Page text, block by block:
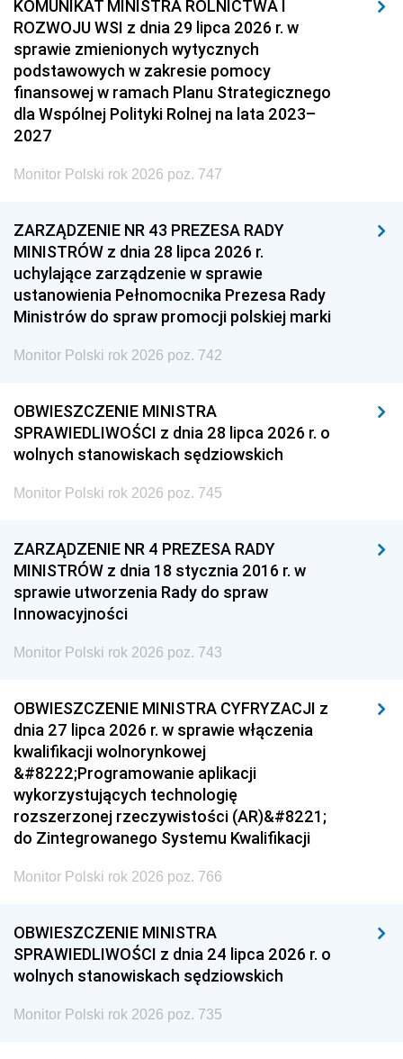
KOMUNIKAT MINISTRA ROLNICTWA I
ROZWOJU WSI z dnia 29 lipca 2026 r. w
sprawie zmienionych wytycznych
podstawowych w zakresie pomocy
finansowej w ramach Planu Strategicznego
dla Wspólnej Polityki Rolnej na lata 2023–
2027
Monitor Polski rok 2026 poz. 747
ZARZĄDZENIE NR 43 PREZESA RADY
MINISTRÓW z dnia 28 lipca 2026 r.
uchylające zarządzenie w sprawie
ustanowienia Pełnomocnika Prezesa Rady
Ministrów do spraw promocji polskiej marki
Monitor Polski rok 2026 poz. 742
OBWIESZCZENIE MINISTRA
SPRAWIEDLIWOŚCI z dnia 28 lipca 2026 r. o
wolnych stanowiskach sędziowskich
Monitor Polski rok 2026 poz. 745
ZARZĄDZENIE NR 4 PREZESA RADY
MINISTRÓW z dnia 18 stycznia 2016 r. w
sprawie utworzenia Rady do spraw
Innowacyjności
Monitor Polski rok 2026 poz. 743
OBWIESZCZENIE MINISTRA CYFRYZACJI z
dnia 27 lipca 2026 r. w sprawie włączenia
kwalifikacji wolnorynkowej
&#8222;Programowanie aplikacji
wykorzystujących technologię
rozszerzonej rzeczywistości (AR)&#8221;
do Zintegrowanego Systemu Kwalifikacji
Monitor Polski rok 2026 poz. 766
OBWIESZCZENIE MINISTRA
SPRAWIEDLIWOŚCI z dnia 24 lipca 2026 r. o
wolnych stanowiskach sędziowskich
Monitor Polski rok 2026 poz. 735